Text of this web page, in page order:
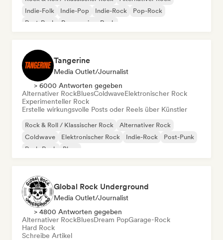
Indie-Folk
Indie-Pop Indie-Rock
Pop-Rock
Post-Punk
Progressiver Rock
Tangerine
Media Outlet/Journalist
> 6000 Antworten gegeben
Alternativer RockBluesColdwaveElektronischer Rock
Experimenteller Rock
Erstelle wirkungsvolle Posts oder Reels über Künstler
Rock & Roll / Klassischer Rock
Alternativer Rock
Coldwave
Elektronischer Rock Indie-Rock
Post-Punk
Punk-Rock
Blues
Global Rock Underground
Media Outlet/Journalist
> 4800 Antworten gegeben
Alternativer RockBluesDream PopGarage-Rock
Hard Rock
Schreibe Artikel